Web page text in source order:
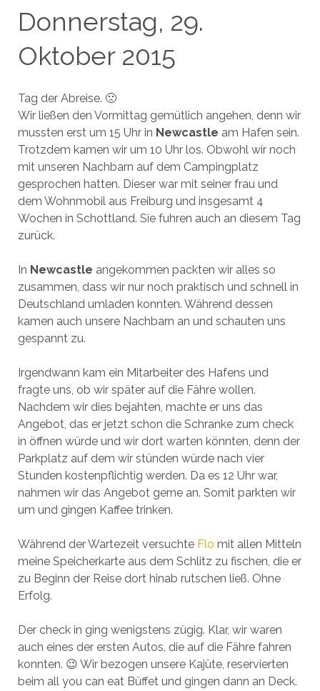
Donnerstag, 29.
Oktober 2015
Tag der Abreise. 🙁
Wir ließen den Vormittag gemütlich angehen, denn wir
mussten erst um 15 Uhr in Newcastle am Hafen sein.
Trotzdem kamen wir um 10 Uhr los. Obwohl wir noch
mit unseren Nachbarn auf dem Campingplatz
gesprochen hatten. Dieser war mit seiner frau und
dem Wohnmobil aus Freiburg und insgesamt 4
Wochen in Schottland. Sie fuhren auch an diesem Tag
zurück.
In Newcastle angekommen packten wir alles so
zusammen, dass wir nur noch praktisch und schnell in
Deutschland umladen konnten. Während dessen
kamen auch unsere Nachbarn an und schauten uns
gespannt zu.
Irgendwann kam ein Mitarbeiter des Hafens und
fragte uns, ob wir später auf die Fähre wollen.
Nachdem wir dies bejahten, machte er uns das
Angebot, das er jetzt schon die Schranke zum check
in öffnen würde und wir dort warten könnten, denn der
Parkplatz auf dem wir stünden würde nach vier
Stunden kostenpflichtig werden. Da es 12 Uhr war,
nahmen wir das Angebot gerne an. Somit parkten wir
um und gingen Kaffee trinken.
Während der Wartezeit versuchte Flo mit allen Mitteln
meine Speicherkarte aus dem Schlitz zu fischen, die er
zu Beginn der Reise dort hinab rutschen ließ. Ohne
Erfolg.
Der check in ging wenigstens zügig. Klar, wir waren
auch eines der ersten Autos, die auf die Fähre fahren
konnten. 😉 Wir bezogen unsere Kajüte, reservierten
beim all you can eat Büffet und gingen dann an Deck.